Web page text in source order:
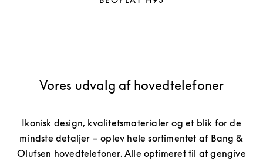
Vores udvalg af hovedtelefoner
Ikonisk design, kvalitetsmaterialer og et blik for de
mindste detaljer – oplev hele sortimentet af Bang &
Olufsen hovedtelefoner. Alle optimeret til at gengive